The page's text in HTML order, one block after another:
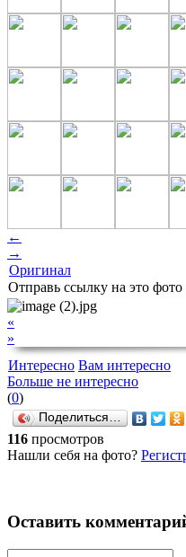
←
→
Оригинал
Отправь ссылку на это
«
»
Интересно Вам интересно
Больше не интересно
(0)
Поделиться…
116 просмотров
Нашли себя на фото?
Оставить